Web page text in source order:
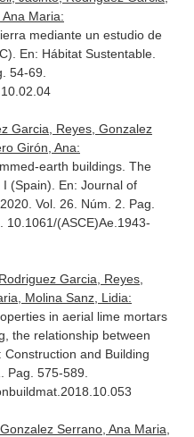
Maria:
mediante un estudio de
En: Hábitat Sustentable.
54-69.
Garcia, Reyes, Gonzalez
Girón, Ana:
earth buildings. The
(Spain). En: Journal of
. 2020. Vol. 26. Núm. 2. Pag.
(ASCE)Ae.1943-
Garcia, Reyes,
Molina Sanz, Lidia:
in aerial lime mortars
the relationship between
Construction and Building
Pag. 575-589.
Serrano, Ana Maria,